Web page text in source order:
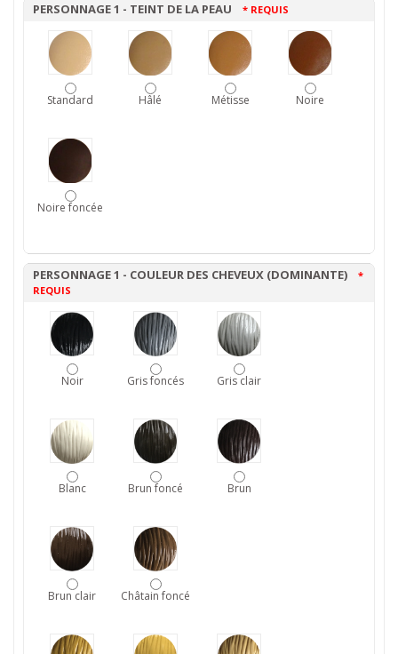
PERSONNAGE 1 - TEINT DE LA PEAU * REQUIS
Standard Hâlé Métisse Noire
Noire foncée
PERSONNAGE 1 - COULEUR DES CHEVEUX (DOMINANTE) *
REQUIS
Noir Gris foncés Gris clair
Blanc Brun foncé Brun
Brun clair Châtain foncé